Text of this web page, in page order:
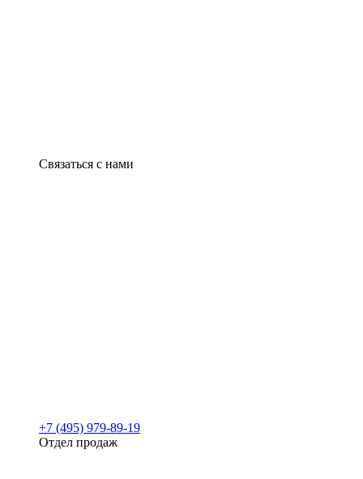
Связаться с нами
+7 (495) 979-89-19
Отдел продаж